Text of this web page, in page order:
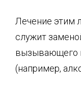
Лечение этим
служит
вызывающего
(например,